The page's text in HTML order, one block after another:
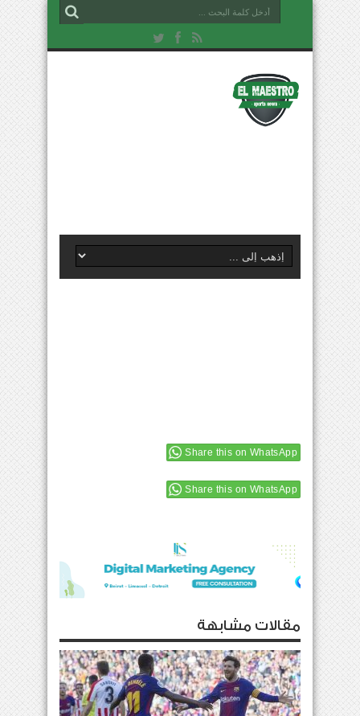
Share this on WhatsApp
Share this on WhatsApp
مقالات مشابهة